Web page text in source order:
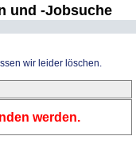
und -Jobsuche
wir leider löschen.
werden.